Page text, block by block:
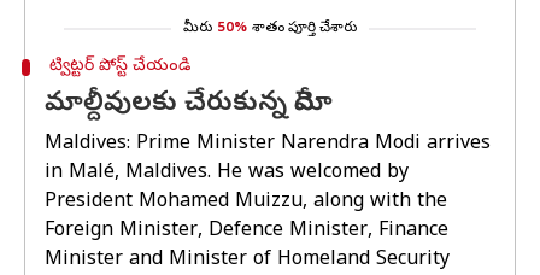
మీరు 50% శాతం పూర్తి చేశారు
ట్విట్టర్ పోస్ట్ చేయండి
మాల్దీవులకు చేరుకున్న మోదీ
Maldives: Prime Minister Narendra Modi arrives
in Malé, Maldives. He was welcomed by
President Mohamed Muizzu, along with the
Foreign Minister, Defence Minister, Finance
Minister and Minister of Homeland Security